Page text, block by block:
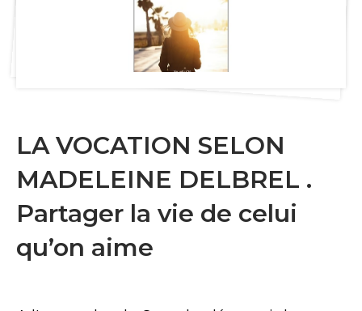
LA VOCATION SELON
MADELEINE DELBREL .
Partager la vie de celui
qu’on aime